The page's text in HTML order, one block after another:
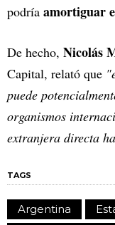
podría amortiguar
De hecho, Nicolás
Capital, relató que
puede
organismos
extranjera directa
TAGS
Argentina